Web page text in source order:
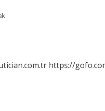
https://